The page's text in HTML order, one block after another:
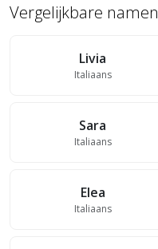
Vergelijkbare namen
Livia
Italiaans
Sara
Italiaans
Elea
Italiaans